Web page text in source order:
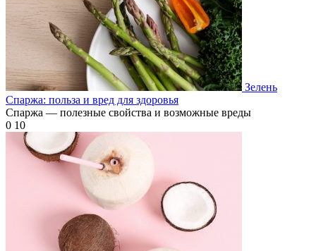
Зелень
Спаржа: польза и вред для здоровья
Спаржа — полезные свойства и возможные вреды
0 10